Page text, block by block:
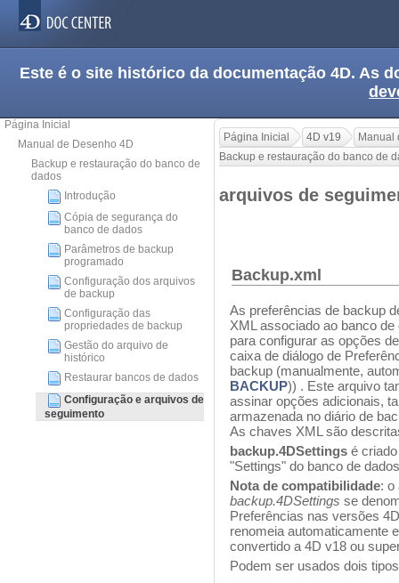
Este é o site histórico da documentação 4D. As
Página Inicial
Manual de Desenho 4D
Backup e restauração do banco de
dados
Introdução
Cópia de segurança do
banco de dados
Parâmetros de backup
programado
Configuração dos arquivos
de backup
Configuração das
propriedades de backup
Gestão do arquivo de
histórico
Restaurar bancos de dados
Configuração e arquivos de
seguimento
Página Inicial 4D v19
Manual
Backup e restauração do banco de
arquivos de
Backup.xml
As preferências de backup
XML associado ao banco
para configurar as opções
caixa de diálogo de
backup (manualmente,
BACKUP)) . Este arquivo
assinar opções adicionais,
armazenada no diário de
As chaves XML são
backup.4DSettings é
"Settings" do banco de
Nota de compatibilidade: o
backup.4DSettings se
Preferências nas versões
renomeia automaticamente
convertido a 4D v18 ou
Podem ser usados dois